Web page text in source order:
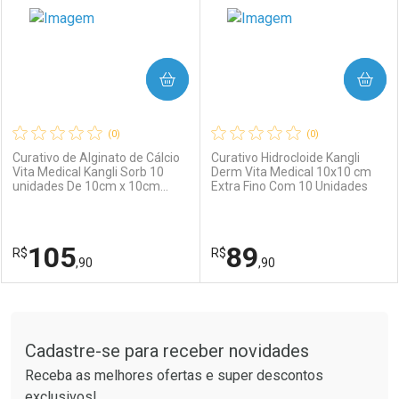
Comprar sem Desconto
Por R$ 14,24/cada
Por R$ 14,24/cada
Comprar sem Desconto
Por R$ 56,99/cada
Por R$ 56,99/cada
(0)
Curativo de Alginato de Cálcio
Vita Medical Kangli Sorb 10
unidades De 10cm x 10cm
R$105,90
COMPRAR
Laboratório
Por Menos
(0)
Curativo Hidrocloide Kangli
Derm Vita Medical 10x10 cm
Extra Fino Com 10 Unidades
R$89,90
COMPRAR
Laboratório
Por Menos
Cadastre-se para receber novidades
Receba as melhores ofertas e super descontos